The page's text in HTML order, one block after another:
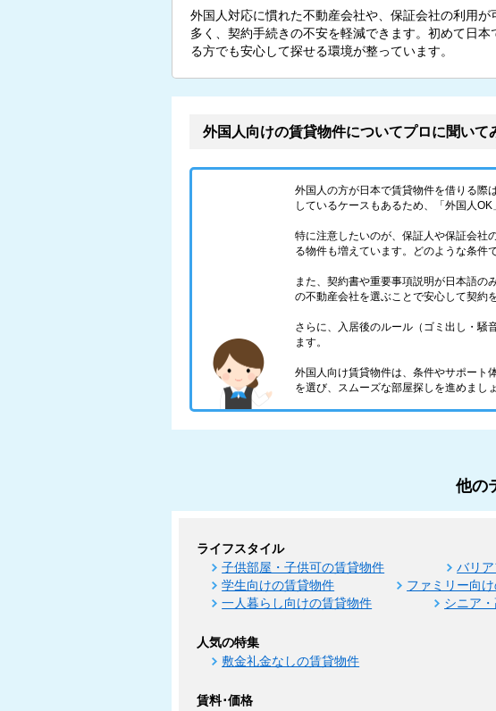
外国人対応に慣れた不動産会社や、保証会社の利用が
多く、契約手続きの不安を軽減できます。初めて日本
る方でも安心して探せる環境が整っています。
外国人向けの賃貸物件についてプロに聞いて
外国人の方が日本で賃貸物件を借りる際
しているケースもあるため、「外国人
特に注意したいのが、保証人や保証会社
る物件も増えています。どのような条件
また、契約書や重要事項説明が日本語の
の不動産会社を選ぶことで安心して契約
さらに、入居後のルール（ゴミ出し・騒
ます。
外国人向け賃貸物件は、条件やサポート
を選び、スムーズな部屋探しを進めましょ
他の
ライフスタイル
子供部屋・子供可の賃貸物件 バリ
学生向けの賃貸物件
ファミリー向
一人暮らし向けの賃貸物件
シニア
人気の特集
敷金礼金なしの賃貸物件
賃料･価格